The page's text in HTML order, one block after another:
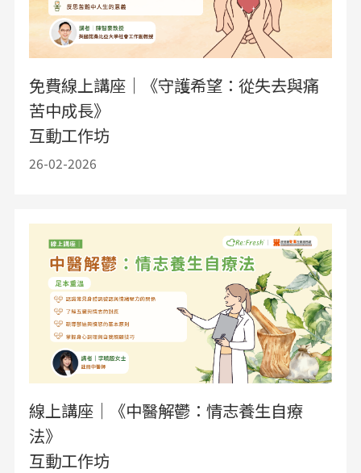
免費線上講座｜《守護希望：從失去與痛
苦中成長》
互動工作坊
26-02-2026
線上講座｜《中醫解鬱：情志養生自療
法》
互動工作坊